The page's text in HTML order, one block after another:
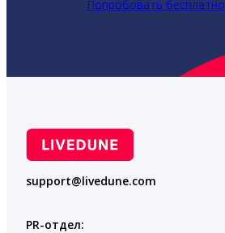
Попробовать бесплатно
support@livedune.com
PR-отдел: